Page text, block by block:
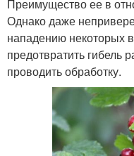
Преимущество ее в
Однако даже
нападению некоторых
предотвратить гибель
проводить обработку.